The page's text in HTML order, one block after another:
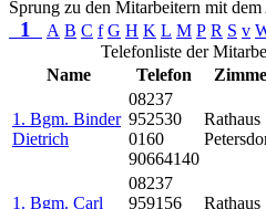
Sprung zu den Mitarbeitern mit dem
1 A B C f G H K L M P R S v
Telefonliste der
Name
Telefon
1. Bgm. Binder
Dietrich
08237
952530
0160
90664140
Rathaus
1. Bgm. Carl
08237
959156
Rathaus